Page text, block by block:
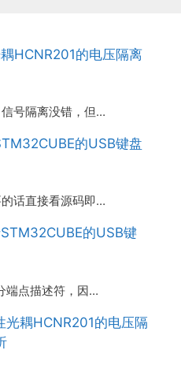
HCNR201的电压隔离
号隔离没错，但…
的USB键盘
话直接看源码即…
的USB键
端点描述符，因…
光耦HCNR201的电压隔